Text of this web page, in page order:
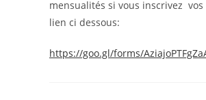
mensualités si vous inscrivez
lien ci dessous:
https://goo.gl/forms/